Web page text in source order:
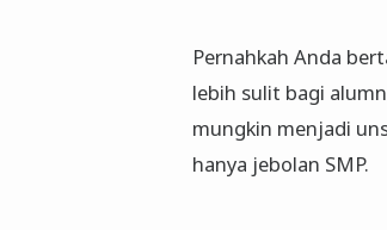
Pernahkah Anda
lebih sulit bagi
mungkin menjadi
hanya jebolan SMP.